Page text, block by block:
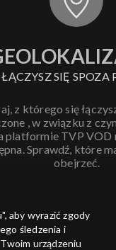
ŁĄCZYSZ SIĘ SPOZA
z którego się
, w związku z
platformie TVP VOD
Sprawdź, które
obejrzeć.
ANULUJ
aby wyrazić zgody
śledzenia i
urządzeniu